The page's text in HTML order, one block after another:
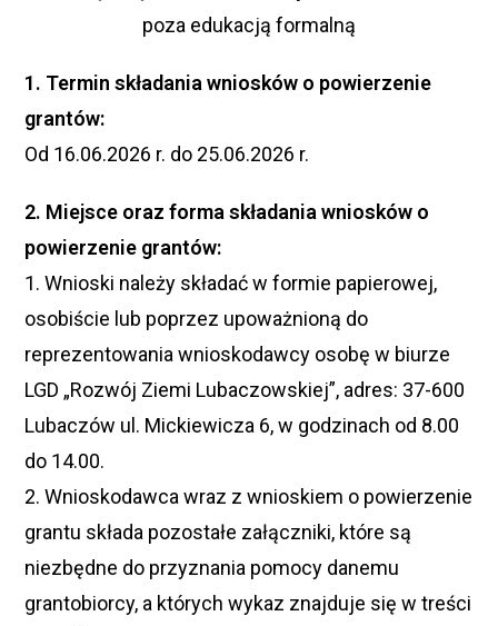
poza edukacją formalną
1. Termin składania wniosków o powierzenie
grantów:
Od 16.06.2026 r. do 25.06.2026 r.
2. Miejsce oraz forma składania wniosków o
powierzenie grantów:
1. Wnioski należy składać w formie papierowej,
osobiście lub poprzez upoważnioną do
reprezentowania wnioskodawcy osobę w biurze
LGD „Rozwój Ziemi Lubaczowskiej”, adres: 37-600
Lubaczów ul. Mickiewicza 6, w godzinach od 8.00
do 14.00.
2. Wnioskodawca wraz z wnioskiem o powierzenie
grantu składa pozostałe załączniki, które są
niezbędne do przyznania pomocy danemu
grantobiorcy, a których wykaz znajduje się w treści